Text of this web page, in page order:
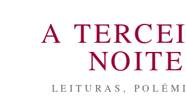
A
NOITE
LEITURAS,